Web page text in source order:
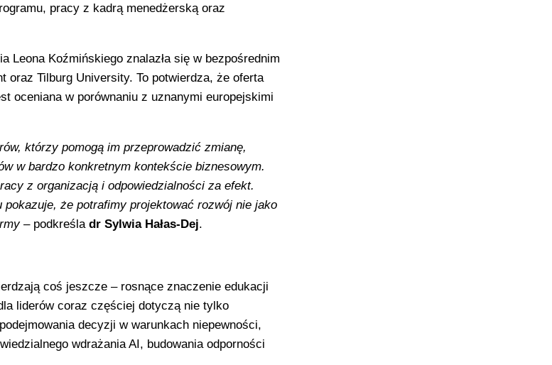
pracy z kadrą menedżerską oraz
Leona Koźmińskiego znalazła się w bezpośrednim
oraz Tilburg University. To potwierdza, że oferta
oceniana w porównaniu z uznanymi europejskimi
którzy pomogą im przeprowadzić zmianę,
w bardzo konkretnym kontekście biznesowym.
z organizacją i odpowiedzialności za efekt.
że potrafimy projektować rozwój nie jako
– podkreśla dr Sylwia Hałas-Dej.
coś jeszcze – rosnące znaczenie edukacji
liderów coraz częściej dotyczą nie tylko
decyzji w warunkach niepewności,
wdrażania AI, budowania odporności